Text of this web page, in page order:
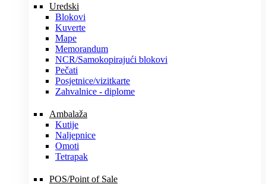
Uredski
Blokovi
Kuverte
Mape
Memorandum
NCR/Samokopirajući blokovi
Pečati
Posjetnice/vizitkarte
Zahvalnice - diplome
Ambalaža
Kutije
Naljepnice
Omoti
Tetrapak
POS/Point of Sale